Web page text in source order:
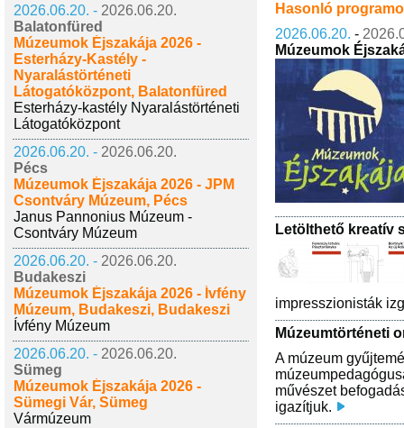
2026.06.20. - 2026.06.20.
Balatonfüred
Múzeumok Éjszakája 2026 -
Esterházy-Kastély -
Nyaralástörténeti
Látogatóközpont, Balatonfüred
Esterházy-kastély Nyaralástörténeti
Látogatóközpont
2026.06.20. - 2026.06.20.
Pécs
Múzeumok Éjszakája 2026 - JPM
Csontváry Múzeum, Pécs
Janus Pannonius Múzeum -
Csontváry Múzeum
2026.06.20. - 2026.06.20.
Budakeszi
Múzeumok Éjszakája 2026 - Ívfény
Múzeum, Budakeszi, Budakeszi
Ívfény Múzeum
2026.06.20. - 2026.06.20.
Sümeg
Múzeumok Éjszakája 2026 -
Sümegi Vár, Sümeg
Vármúzeum
Hasonló
2026.06.20. -
Múzeumok
Letölthető kreatív
impresszionisták
Múzeumtörténeti
A múzeum
művészet
igazítjuk.